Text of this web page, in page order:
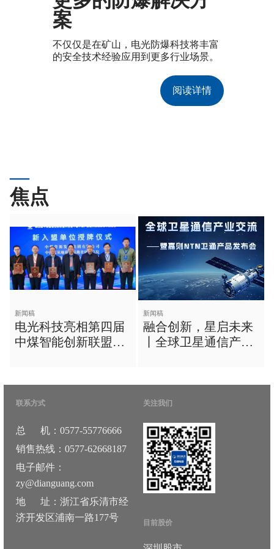
案
不仅仅是在矿山，电光防爆科技将丰富
的安全技术经验应用到更多行业场景。
阅读详情
焦点
新闻稿
电光科技亮相第四届
中煤智能创新联盟大
新闻稿
融合创新，星启未来
丨全球卫星通信产业
举办
联系方式
总 机：0577-55776666
销售热线：0577-62668187
电子邮件：
zy@dianguang.com
地 址：浙江省乐清市经
济开发区浦南一路177号
关注我们
目前股价